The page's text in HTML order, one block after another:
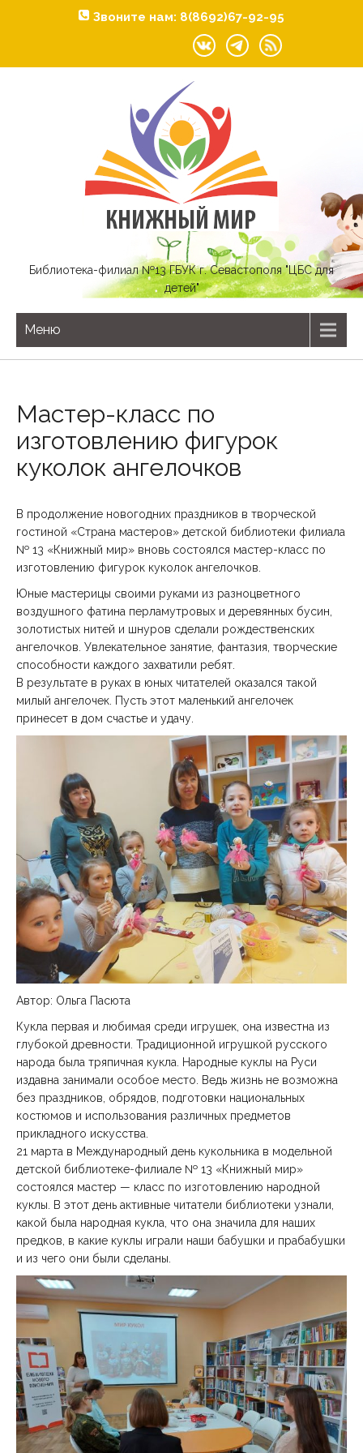
Звоните нам: 8(8692)67-92-95
Библиотека-филиал №13 ГБУК г. Севастополя "ЦБС для
детей"
Меню
Мастер-класс по
изготовлению фигурок
куколок ангелочков
В продолжение новогодних праздников в творческой
гостиной «Страна мастеров» детской библиотеки филиала
№ 13 «Книжный мир» вновь состоялся мастер-класс по
изготовлению фигурок куколок ангелочков.
Юные мастерицы своими руками из разноцветного
воздушного фатина перламутровых и деревянных бусин,
золотистых нитей и шнуров сделали рождественских
ангелочков. Увлекательное занятие, фантазия, творческие
способности каждого захватили ребят.
В результате в руках в юных читателей оказался такой
милый ангелочек. Пусть этот маленький ангелочек
принесет в дом счастье и удачу.
Автор: Ольга Пасюта
Кукла первая и любимая среди игрушек, она известна из
глубокой древности. Традиционной игрушкой русского
народа была тряпичная кукла. Народные куклы на Руси
издавна занимали особое место. Ведь жизнь не возможна
без праздников, обрядов, подготовки национальных
костюмов и использования различных предметов
прикладного искусства.
21 марта в Международный день кукольника в модельной
детской библиотеке-филиале № 13 «Книжный мир»
состоялся мастер — класс по изготовлению народной
куклы. В этот день активные читатели библиотеки узнали,
какой была народная кукла, что она значила для наших
предков, в какие куклы играли наши бабушки и прабабушки
и из чего они были сделаны.